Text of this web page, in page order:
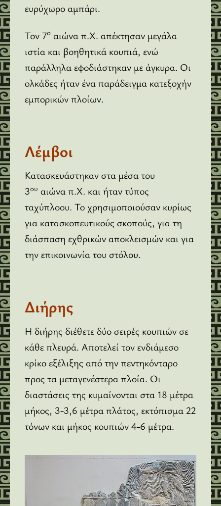
ευρύχωρο αμπάρι.
Τον 7ο αιώνα π.Χ. απέκτησαν μεγάλα
ιστία και βοηθητικά κουπιά, ενώ
παράλληλα εφοδιάστηκαν με άγκυρα. Οι
ολκάδες ήταν ένα παράδειγμα κατεξοχήν
εμπορικών πλοίων.
Λέμβοι
Κατασκευάστηκαν στα μέσα του
3ου αιώνα π.Χ. και ήταν τύπος
ταχύπλοου. Το χρησιμοποιούσαν κυρίως
για κατασκοπευτικούς σκοπούς, για τη
διάσπαση εχθρικών αποκλεισμών και για
την επικοινωνία του στόλου.
Διήρης
Η διήρης διέθετε δύο σειρές κουπιών σε
κάθε πλευρά. Αποτελεί τον ενδιάμεσο
κρίκο εξέλιξης από την πεντηκόνταρο
προς τα μεταγενέστερα πλοία. Οι
διαστάσεις της κυμαίνονται στα 18 μέτρα
μήκος, 3-3,6 μέτρα πλάτος, εκτόπισμα 22
τόνων και μήκος κουπιών 4-6 μέτρα.